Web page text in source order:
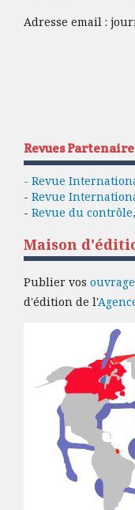
Adresse email :
Revues
- Revue
- Revue
- Revue du
Maison
Publier vos
d'édition de l'